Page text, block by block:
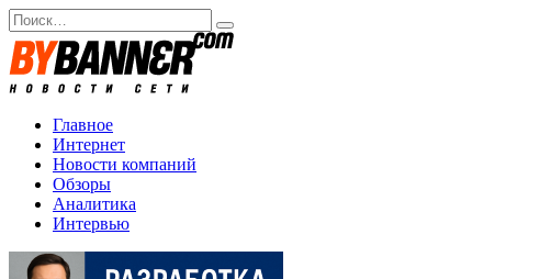
Перейти
к
содержанию
Search
for:
Главное
Интернет
Новости компаний
Обзоры
Аналитика
Интервью